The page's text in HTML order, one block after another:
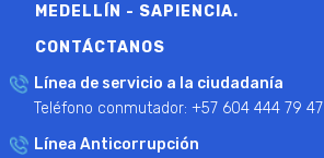
MEDELLÍN - SAPIENCIA.
CONTÁCTANOS
Línea de servicio a la ciudadanía
Teléfono conmutador: +57 604 444 79 47
Línea Anticorrupción